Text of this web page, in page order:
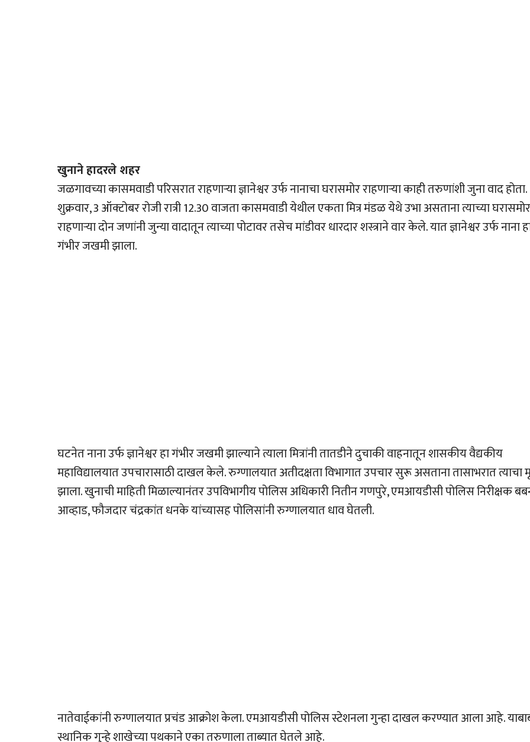
खुनाने हादरले शहर
जळगावच्या कासमवाडी परिसरात राहणार्‍या ज्ञानेश्वर उर्फ नानाचा घरासमोर राहणार्‍या काही तरुणांशी जुना वाद होता.
शुक्रवार, 3 ऑक्टोबर रोजी रात्री 12.30 वाजता कासमवाडी येथील एकता मित्र मंडळ येथे उभा असताना त्याच्या घरासमोर
राहणार्‍या दोन जणांनी जुन्या वादातून त्याच्या पोटावर तसेच मांडीवर धारदार शस्त्राने वार केले. यात ज्ञानेश्वर उर्फ नाना
गंभीर जखमी झाला.
घटनेत नाना उर्फ ज्ञानेश्वर हा गंभीर जखमी झाल्याने त्याला मित्रांनी तातडीने दुचाकी वाहनातून शासकीय वैद्यकीय
महाविद्यालयात उपचारासाठी दाखल केले. रुग्णालयात अतीदक्षता विभागात उपचार सुरू असताना तासाभरात त्याचा
झाला. खुनाची माहिती मिळाल्यानंतर उपविभागीय पोलिस अधिकारी नितीन गणपुरे, एमआयडीसी पोलिस निरीक्षक
आव्हाड, फौजदार चंद्रकांत धनके यांच्यासह पोलिसांनी रुग्णालयात धाव घेतली.
नातेवाईकांनी रुग्णालयात प्रचंड आक्रोश केला. एमआयडीसी पोलिस स्टेशनला गुन्हा दाखल करण्यात आला आहे.
स्थानिक गुन्हे शाखेच्या पथकाने एका तरुणाला ताब्यात घेतले आहे.